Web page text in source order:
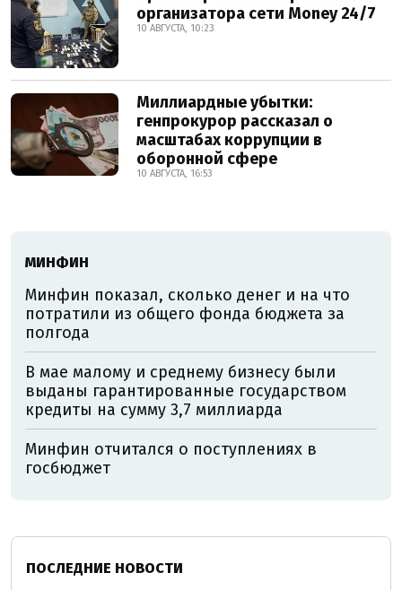
организатора сети Money 24/7
10 АВГУСТА, 10:23
Миллиардные убытки:
генпрокурор рассказал о
масштабах коррупции в
оборонной сфере
10 АВГУСТА, 16:53
МИНФИН
Минфин показал, сколько денег и на что
потратили из общего фонда бюджета за
полгода
В мае малому и среднему бизнесу были
выданы гарантированные государством
кредиты на сумму 3,7 миллиарда
Минфин отчитался о поступлениях в
госбюджет
ПОСЛЕДНИЕ НОВОСТИ